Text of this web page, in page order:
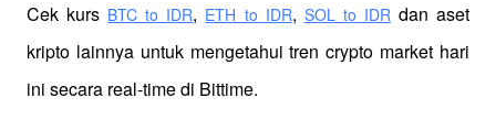
Cek kurs BTC to IDR, ETH to IDR, SOL to IDR dan aset
kripto lainnya untuk mengetahui tren crypto market hari
ini secara real-time di Bittime.